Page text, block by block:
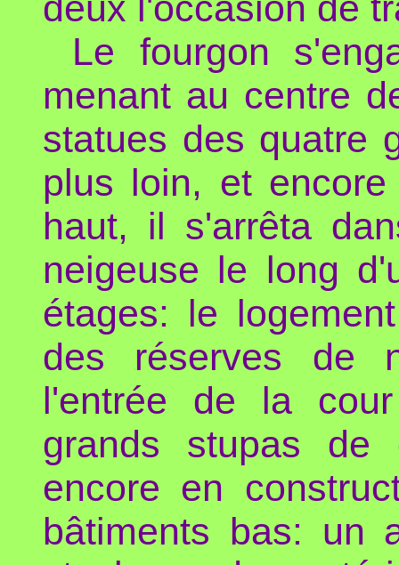
Le fourgon
menant au centre
statues des quatre
plus loin, et
haut, il s'arrêta
neigeuse le long
étages: le
des réserves de
l'entrée de la cour
grands stupas de
encore en
bâtiments bas: un